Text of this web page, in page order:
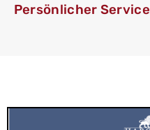
Persönlicher Service